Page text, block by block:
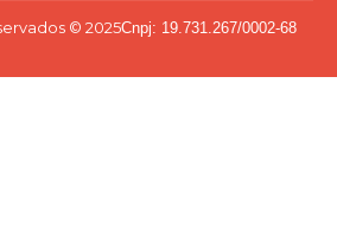
© 2025Cnpj: 19.731.267/0002-68